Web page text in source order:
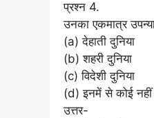
प्रश्न 4.
उनका एकमात्र
(a) देहाती दुनिया
(b) शहरी दुनिया
(c) विदेशी दुनिया
(d) इनमें से कोई नहीं
उत्तर-